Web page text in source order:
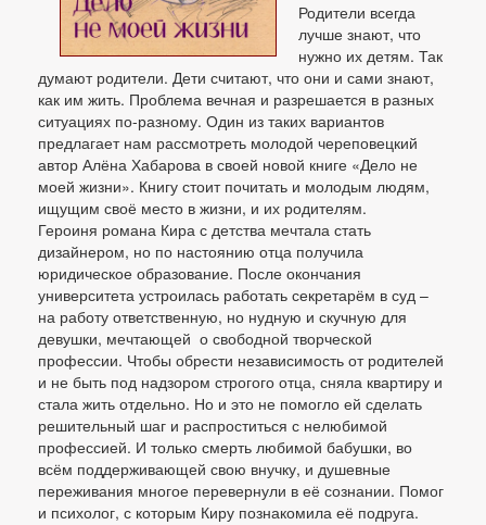
Родители всегда
лучше знают, что
нужно их детям. Так
думают родители. Дети считают, что они и сами знают,
как им жить. Проблема вечная и разрешается в разных
ситуациях по-разному. Один из таких вариантов
предлагает нам рассмотреть молодой череповецкий
автор Алёна Хабарова в своей новой книге «Дело не
моей жизни». Книгу стоит почитать и молодым людям,
ищущим своё место в жизни, и их родителям.
Героиня романа Кира с детства мечтала стать
дизайнером, но по настоянию отца получила
юридическое образование. После окончания
университета устроилась работать секретарём в суд –
на работу ответственную, но нудную и скучную для
девушки, мечтающей о свободной творческой
профессии. Чтобы обрести независимость от родителей
и не быть под надзором строгого отца, сняла квартиру и
стала жить отдельно. Но и это не помогло ей сделать
решительный шаг и распроститься с нелюбимой
профессией. И только смерть любимой бабушки, во
всём поддерживающей свою внучку, и душевные
переживания многое перевернули в её сознании. Помог
и психолог, с которым Киру познакомила её подруга.